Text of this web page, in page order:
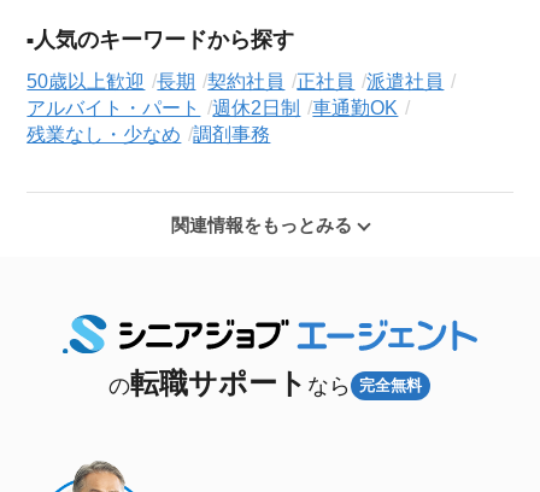
人気のキーワードから探す
50歳以上歓迎 長期 契約社員 正社員
派遣社員
アルバイト・パート
週休2日制
車通勤OK
残業なし・少なめ
調剤事務
関連情報をもっとみる
の転職サポート なら 完全無料